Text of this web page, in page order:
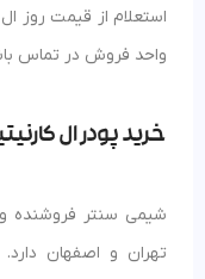
استعلام از قیمت روز
واحد فروش در تماس
خرید پودر ال
شیمی سنتر فروشنده و
تهران و اصفهان